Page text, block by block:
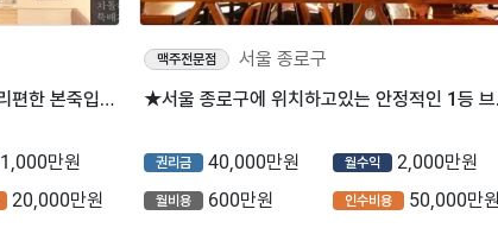
★서울 종로구에 위치하고있는 조리편한 본죽입니다~★
1,000만원
20,000만원
맥주전문점
서울 종로구
★서울
권리금 40,000만원 월수익 2,000만원
월비용 600만원 인수비용 50,000만